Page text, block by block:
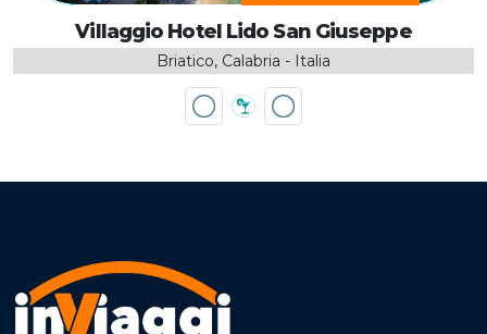
Villaggio Hotel Lido San Giuseppe
Briatico, Calabria - Italia